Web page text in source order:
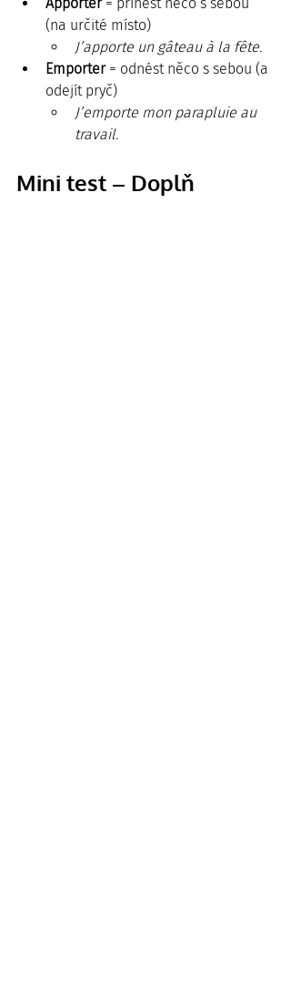
(na určité místo)
J’apporte un gâteau à la fête.
Emporter = odnést něco s sebou (a
odejít pryč)
J’emporte mon parapluie au
travail.
Mini test – Doplň